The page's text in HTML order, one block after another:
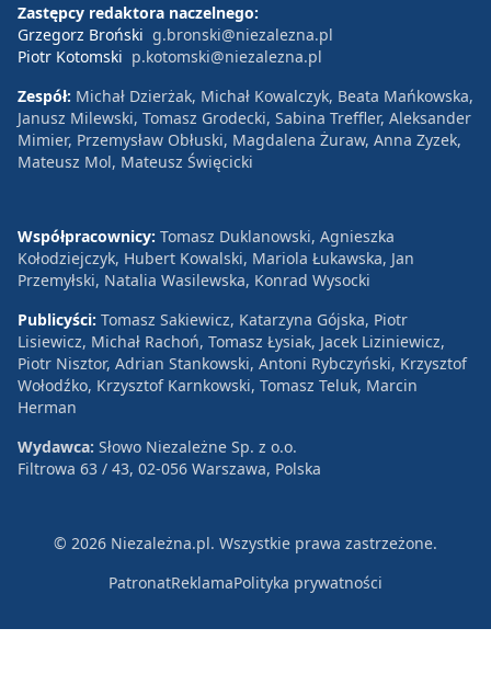
Zastępcy redaktora naczelnego:
Grzegorz Broński g.bronski@niezalezna.pl
Piotr Kotomski p.kotomski@niezalezna.pl
Zespół: Michał Dzierżak, Michał Kowalczyk, Beata Mańkowska,
Janusz Milewski, Tomasz Grodecki, Sabina Treffler, Aleksander
Mimier, Przemysław Obłuski, Magdalena Żuraw, Anna Zyzek,
Mateusz Mol, Mateusz Święcicki
Współpracownicy: Tomasz Duklanowski, Agnieszka
Kołodziejczyk, Hubert Kowalski, Mariola Łukawska, Jan
Przemyłski, Natalia Wasilewska, Konrad Wysocki
Publicyści: Tomasz Sakiewicz, Katarzyna Gójska, Piotr
Lisiewicz, Michał Rachoń, Tomasz Łysiak, Jacek Liziniewicz,
Piotr Nisztor, Adrian Stankowski, Antoni Rybczyński, Krzysztof
Wołodźko, Krzysztof Karnkowski, Tomasz Teluk, Marcin
Herman
Wydawca: Słowo Niezależne Sp. z o.o.
Filtrowa 63 / 43, 02-056 Warszawa, Polska
© 2026 Niezależna.pl. Wszystkie prawa zastrzeżone.
PatronatReklamaPolityka prywatności